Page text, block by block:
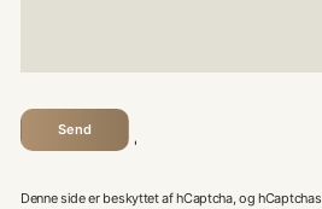
Send
'
Denne side er beskyttet af hCaptcha, og hCaptchas